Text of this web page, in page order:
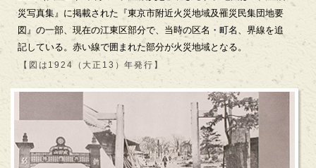
災写真集』に掲載された『東京市附近火災地域及罹災民集団地要
図』の一部、現在の江東区部分で、当時の区名・町名、界線を追
記している。赤い線で囲まれた部分が火災地域となる。
【図は1924（大正13）年発行】